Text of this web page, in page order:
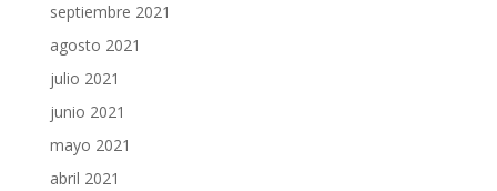
septiembre 2021
agosto 2021
julio 2021
junio 2021
mayo 2021
abril 2021